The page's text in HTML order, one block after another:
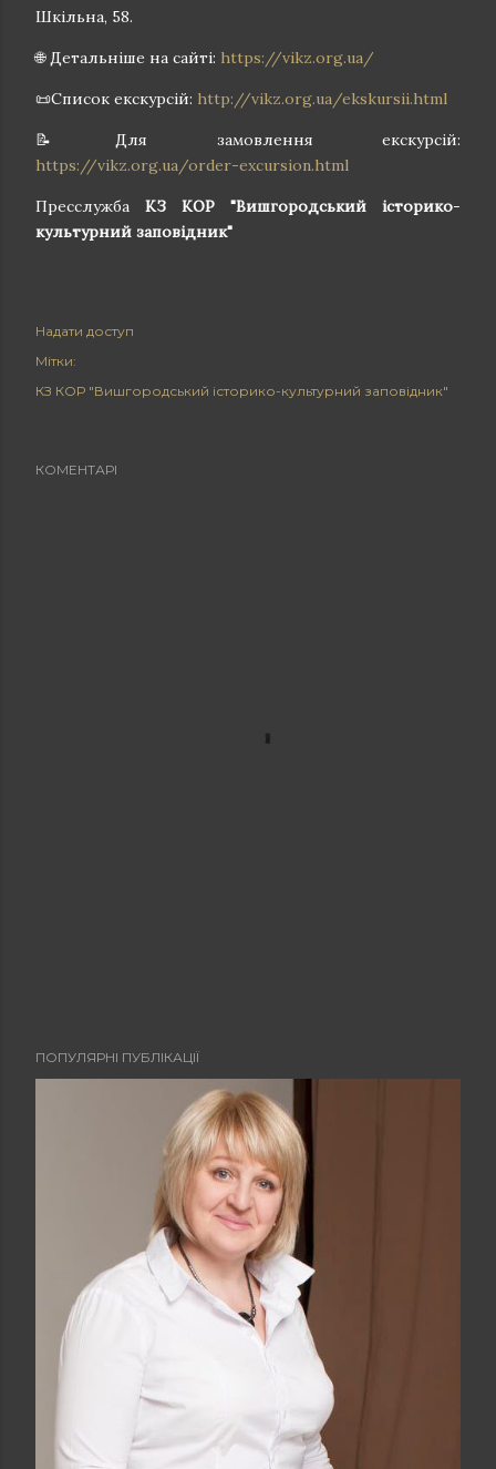
Шкільна, 58.
🌐 Детальніше на сайті: https://vikz.org.ua/
📜Список екскурсій: http://vikz.org.ua/ekskursii.html
📝Для замовлення екскурсій:
https://vikz.org.ua/order-excursion.html
Пресслужба КЗ КОР "Вишгородський історико-
культурний заповідник"
Надати доступ
Мітки:
КЗ КОР "Вишгородський історико-культурний заповідник"
КОМЕНТАРІ
ПОПУЛЯРНІ ПУБЛІКАЦІЇ